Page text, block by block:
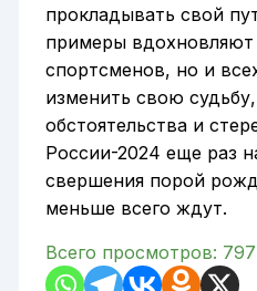
прокладывать свой
примеры вдохновляют
спортсменов, но и
изменить свою
обстоятельства и
России-2024 еще раз
свершения порой
меньше всего ждут.
Всего просмотров: 797